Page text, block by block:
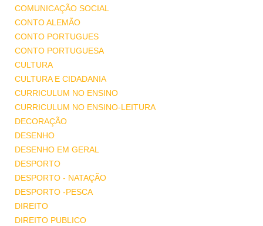
COMUNICAÇÃO SOCIAL
CONTO ALEMÃO
CONTO PORTUGUES
CONTO PORTUGUESA
CULTURA
CULTURA E CIDADANIA
CURRICULUM NO ENSINO
CURRICULUM NO ENSINO-LEITURA
DECORAÇÃO
DESENHO
DESENHO EM GERAL
DESPORTO
DESPORTO - NATAÇÃO
DESPORTO -PESCA
DIREITO
DIREITO PUBLICO